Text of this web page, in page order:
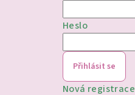
Heslo
Přihlásit se
Nová registrace